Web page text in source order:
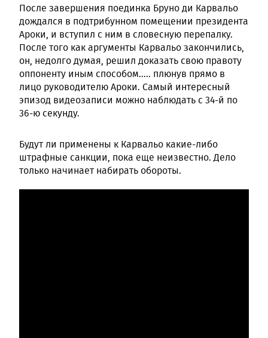
После завершения поединка Бруно ди Карвальо
дождался в подтрибунном помещении президента
Ароки, и вступил с ним в словесную перепалку.
После того как аргументы Карвальо закончились,
он, недолго думая, решил доказать свою правоту
оппоненту иным способом..... плюнув прямо в
лицо руководителю Ароки. Самый интересный
эпизод видеозаписи можно наблюдать с 34-й по
36-ю секунду.
Будут ли применены к Карвальо какие-либо
штрафные санкции, пока еще неизвестно. Дело
только начинает набирать обороты.